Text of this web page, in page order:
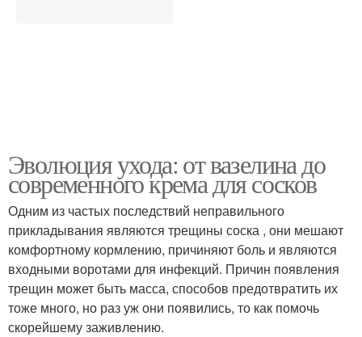
Эволюция ухода: от вазелина до
современного крема для сосков
Одним из частых последствий неправильного
прикладывания являются трещины соска , они мешают
комфортному кормлению, причиняют боль и являются
входными воротами для инфекций. Причин появления
трещин может быть масса, способов предотвратить их
тоже много, но раз уж они появились, то как помочь
скорейшему заживлению.